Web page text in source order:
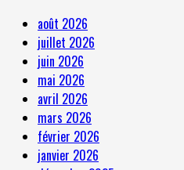
août 2026
juillet 2026
juin 2026
mai 2026
avril 2026
mars 2026
février 2026
janvier 2026